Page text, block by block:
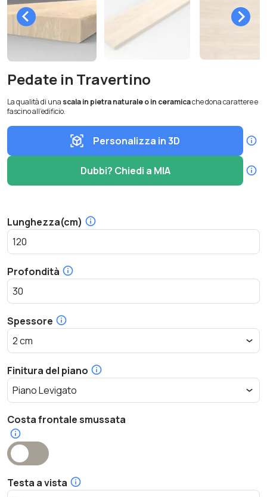
Pedate in Travertino
La qualità di una scala in pietra naturale o in ceramicache dona carattere e
fascino all’edificio.
Personalizza in 3D
Dubbi? Chiedi a MIA
Lunghezza(cm)
Profondità
Spessore
Finitura del piano
Costa frontale smussata
Testa a vista